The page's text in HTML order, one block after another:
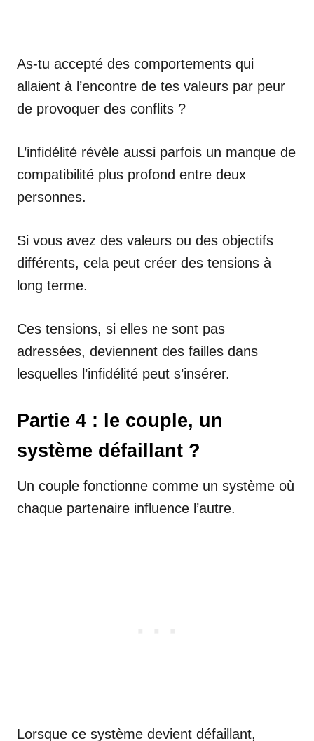
As-tu accepté des comportements qui
allaient à l’encontre de tes valeurs par peur
de provoquer des conflits ?
L’infidélité révèle aussi parfois un manque de
compatibilité plus profond entre deux
personnes.
Si vous avez des valeurs ou des objectifs
différents, cela peut créer des tensions à
long terme.
Ces tensions, si elles ne sont pas
adressées, deviennent des failles dans
lesquelles l’infidélité peut s’insérer.
Partie 4 : le couple, un
système défaillant ?
Un couple fonctionne comme un système où
chaque partenaire influence l’autre.
Lorsque ce système devient défaillant,